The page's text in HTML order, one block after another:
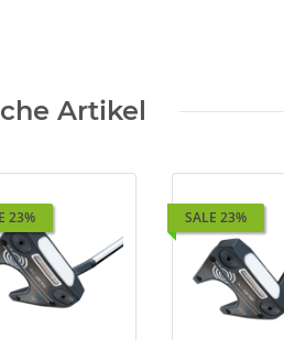
Artikel
23% SALE 23%